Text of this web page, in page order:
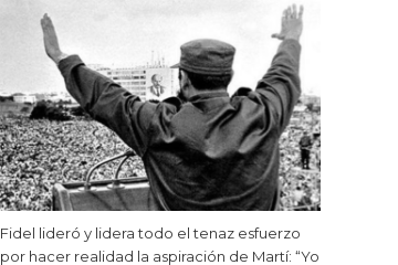
Fidel lideró y lidera todo el tenaz esfuerzo
por hacer realidad la aspiración de Martí: “Yo